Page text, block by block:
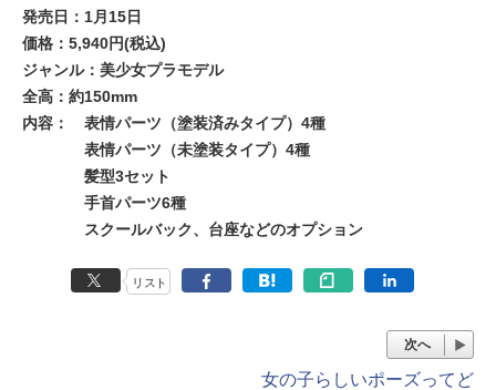
発売日：1月15日
価格：5,940円(税込)
ジャンル：美少女プラモデル
全高：約150mm
内容：
表情パーツ（塗装済みタイプ）4種
表情パーツ（未塗装タイプ）4種
髪型3セット
手首パーツ6種
スクールバック、台座などのオプション
リスト
次へ
女の子らしいポーズってど